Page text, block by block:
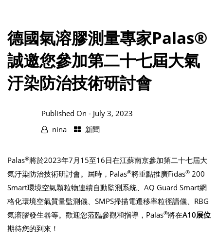
德國氣溶膠測量專家Palas®
誠邀您參加第二十七屆大氣
汙染防治技術研討會
Published On - July 3, 2023
nina
新聞
Palas®將於2023年7月15至16日在江蘇南京參加第二十七屆大
氣汙染防治技術研討會。屆時，Palas®將重點推廣Fidas® 200
Smart環境空氣顆粒物連續自動監測系統、AQ Guard Smart網
格化環境空氣質量監測儀、SMPS掃描電遷移率粒徑譜儀、RBG
氣溶膠發生器等。歡迎您蒞臨參觀和指導，Palas®將在A10展位
期待您的到來！